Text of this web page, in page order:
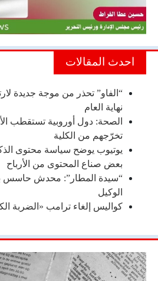
احدث المقالات
“الفاو” تحذر من موجة جديدة
نهاية العام
الصحة: دول أوروبية تستقطب
تخرّجهم من الكلية
يوتيوب يوضح سياسة محتوى
بعض صناع المحتوى من الأرباح
“سيدة المطار”: محدش حاسس
الوكيل
كواليس إلغاء ترامب «الضربة